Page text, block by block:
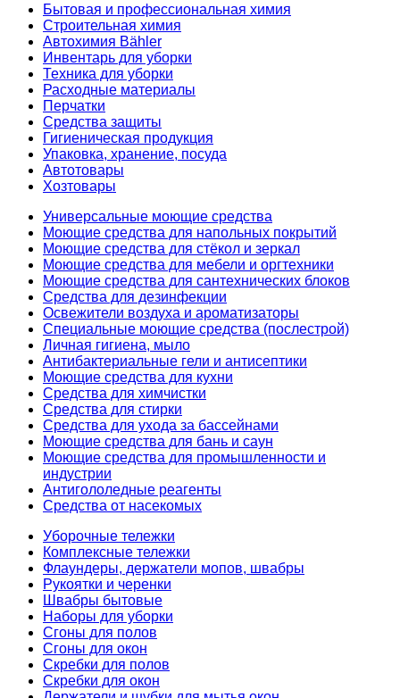
Бытовая и профессиональная химия
Строительная химия
Автохимия Bähler
Инвентарь для уборки
Техника для уборки
Расходные материалы
Перчатки
Средства защиты
Гигиеническая продукция
Упаковка, хранение, посуда
Автотовары
Хозтовары
Универсальные моющие средства
Моющие средства для напольных покрытий
Моющие средства для стёкол и зеркал
Моющие средства для мебели и оргтехники
Моющие средства для сантехнических блоков
Средства для дезинфекции
Освежители воздуха и ароматизаторы
Специальные моющие средства (послестрой)
Личная гигиена, мыло
Антибактериальные гели и антисептики
Моющие средства для кухни
Средства для химчистки
Средства для стирки
Средства для ухода за бассейнами
Моющие средства для бань и саун
Моющие средства для промышленности и
индустрии
Антигололедные реагенты
Средства от насекомых
Уборочные тележки
Комплексные тележки
Флаундеры, держатели мопов, швабры
Рукоятки и черенки
Швабры бытовые
Наборы для уборки
Сгоны для полов
Сгоны для окон
Скребки для полов
Скребки для окон